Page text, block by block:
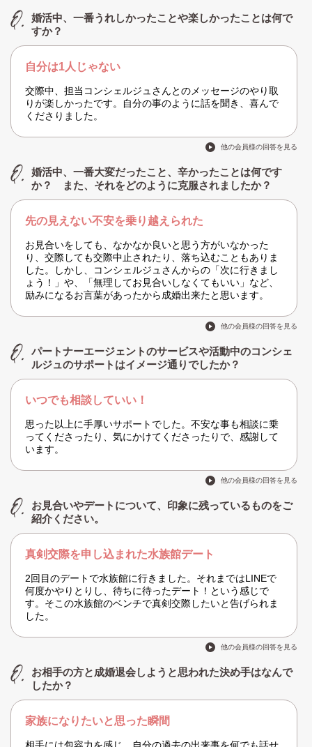
婚活中、一番うれしかったことや楽しかったことは何で
すか？
自分は1人じゃない
交際中、担当コンシェルジュさんとのメッセージのやり取
りが楽しかったです。自分の事のように話を聞き、喜んで
くださりました。
他の会員様の回答を見る
婚活中、一番大変だったこと、辛かったことは何です
か？ また、それをどのように克服されましたか？
先の見えない不安を乗り越えられた
お見合いをしても、なかなか良いと思う方がいなかった
り、交際しても交際中止されたり、落ち込むこともありま
した。しかし、コンシェルジュさんからの「次に行きまし
ょう！」や、「無理してお見合いしなくてもいい」など、
励みになるお言葉があったから成婚出来たと思います。
他の会員様の回答を見る
パートナーエージェントのサービスや活動中のコンシェ
ルジュのサポートはイメージ通りでしたか？
いつでも相談していい！
思った以上に手厚いサポートでした。不安な事も相談に乗
ってくださったり、気にかけてくださったりで、感謝して
います。
他の会員様の回答を見る
お見合いやデートについて、印象に残っているものをご
紹介ください。
真剣交際を申し込まれた水族館デート
2回目のデートで水族館に行きました。それまではLINEで
何度かやりとりし、待ちに待ったデート！という感じで
す。そこの水族館のベンチで真剣交際したいと告げられま
した。
他の会員様の回答を見る
お相手の方と成婚退会しようと思われた決め手はなんで
したか？
家族になりたいと思った瞬間